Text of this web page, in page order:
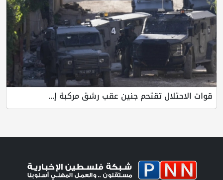
قوات الاحتلال تقتحم جنين عقب رشق مركبة إ...